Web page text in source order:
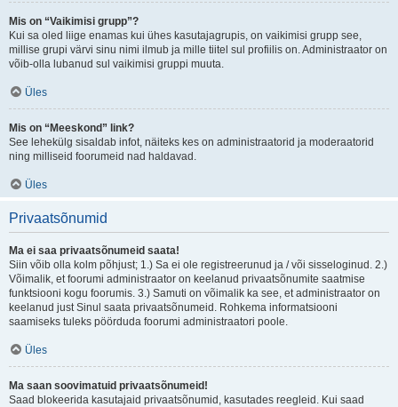
Mis on “Vaikimisi grupp”?
Kui sa oled liige enamas kui ühes kasutajagrupis, on vaikimisi grupp see,
millise grupi värvi sinu nimi ilmub ja mille tiitel sul profiilis on. Administraator on
võib-olla lubanud sul vaikimisi gruppi muuta.
Üles
Mis on “Meeskond” link?
See lehekülg sisaldab infot, näiteks kes on administraatorid ja moderaatorid
ning milliseid foorumeid nad haldavad.
Üles
Privaatsõnumid
Ma ei saa privaatsõnumeid saata!
Siin võib olla kolm põhjust; 1.) Sa ei ole registreerunud ja / või sisseloginud. 2.)
Võimalik, et foorumi administraator on keelanud privaatsõnumite saatmise
funktsiooni kogu foorumis. 3.) Samuti on võimalik ka see, et administraator on
keelanud just Sinul saata privaatsõnumeid. Rohkema informatsiooni
saamiseks tuleks pöörduda foorumi administraatori poole.
Üles
Ma saan soovimatuid privaatsõnumeid!
Saad blokeerida kasutajaid privaatsõnumid, kasutades reegleid. Kui saad